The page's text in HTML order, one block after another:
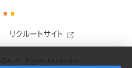
ー
ツ ツ
ツ
リクルートサイト
All Rights Reserved.